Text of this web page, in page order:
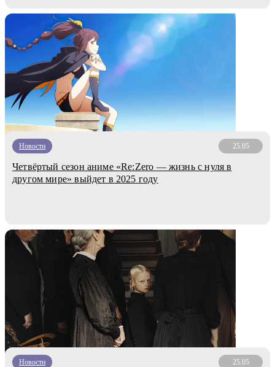
Новости 25.05
Четвёртый сезон аниме «Re:Zero — жизнь с нуля в
другом мире» выйдет в 2025 году
Новости 25.05